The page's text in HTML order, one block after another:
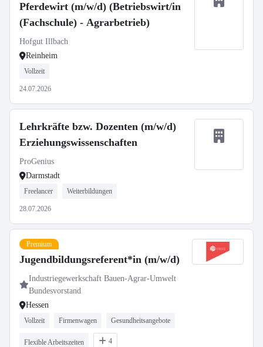
Pferdewirt (m/w/d) (Betriebswirt/in
(Fachschule) - Agrarbetrieb)
Hofgut Illbach
Reinheim
Vollzeit
24.07.2026
Lehrkräfte bzw. Dozenten (m/w/d)
Erziehungswissenschaften
ProGenius
Darmstadt
Freelancer Weiterbildungen
28.07.2026
Premium
Jugendbildungsreferent*in (m/w/d)
Industriegewerkschaft Bauen-Agrar-Umwelt
Bundesvorstand
Hessen
Vollzeit Firmenwagen Gesundheitsangebote
Flexible Arbeitszeiten 4